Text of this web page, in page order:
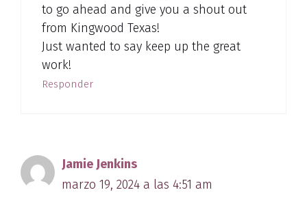
to go ahead and give you a shout out
from Kingwood Texas!
Just wanted to say keep up the great
work!
Responder
Jamie Jenkins
marzo 19, 2024 a las 4:51 am